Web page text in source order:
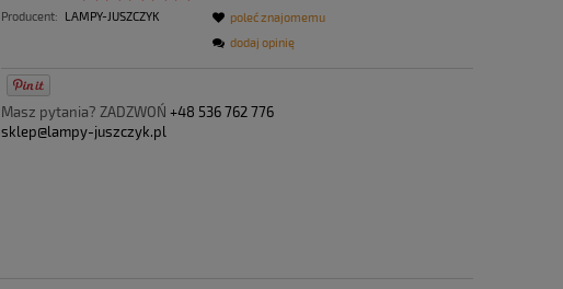
Producent:
LAMPY-JUSZCZYK
poleć znajomemu
dodaj opinię
Masz pytania? ZADZWOŃ +48 536 762 776
sklep@lampy-juszczyk.pl